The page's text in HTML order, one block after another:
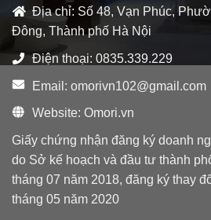
dụng
TRƯỜNG
Địa chỉ: Số 48, Vạn Phúc,
Đông, Thành phố Hà Nội
Điện thoại: 0835.339.229
Email: omorivn102@gmail.com
Website: Omori.vn
Giấy chứng nhận đăng ký doanh
do Sở kế hoạch và đầu tư thành
tháng 07 năm 2018, đăng ký thay
tháng 05 năm 2020